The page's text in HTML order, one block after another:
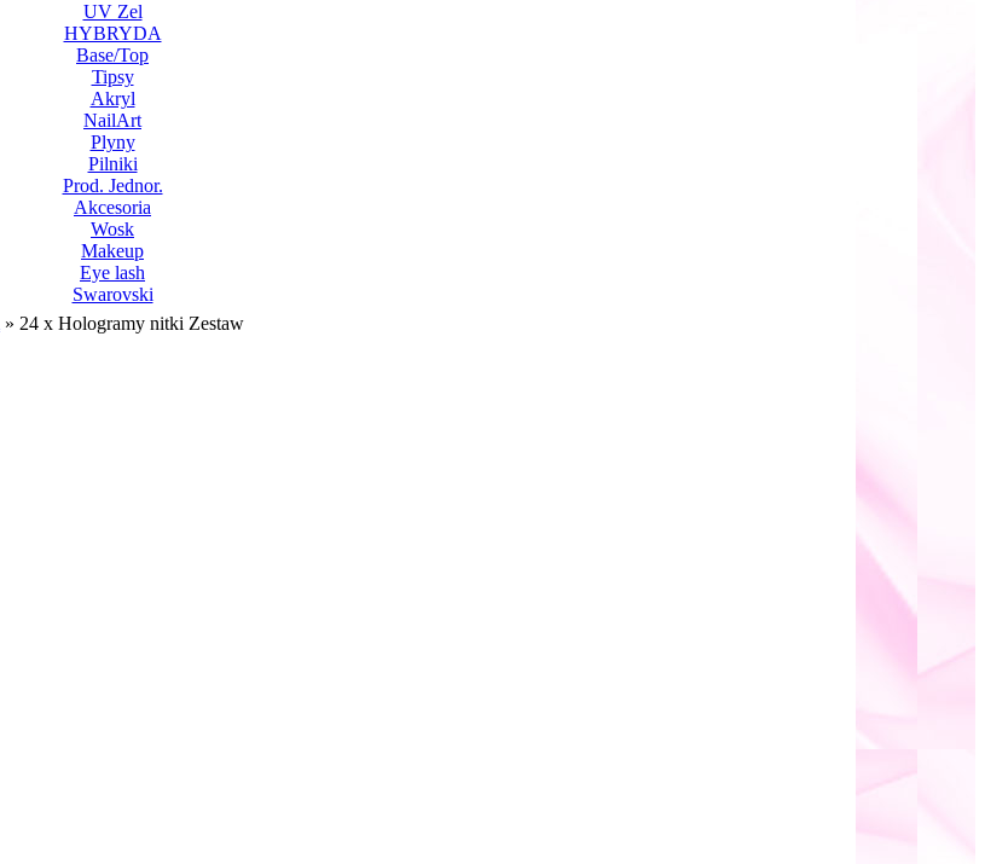
UV Zel
HYBRYDA
Base/Top
Tipsy
Akryl
NailArt
Plyny
Pilniki
Prod. Jednor.
Akcesoria
Wosk
Makeup
Eye lash
Swarovski
» 24 x Hologramy nitki Zestaw